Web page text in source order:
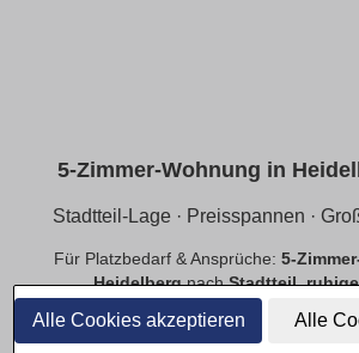
Alle Cookies akzeptieren Alle
5-Zimmer-Wohnung in
Stadtteil-Lage · Preisspannen ·
Für Platzbedarf & Ansprüche: 5-
HeidelbergnachStadtteil,
provisionsfreie
passender Ausstattung.